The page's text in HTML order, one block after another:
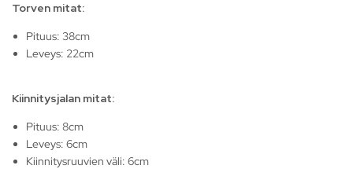
Torven mitat:
Pituus: 38cm
Leveys: 22cm
Kiinnitysjalan mitat:
Pituus: 8cm
Leveys: 6cm
Kiinnitysruuvien väli: 6cm